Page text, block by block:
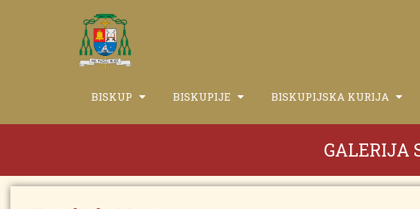
BISKUP BISKUPIJE BISKUPIJSKA KURIJA
GALERIJA